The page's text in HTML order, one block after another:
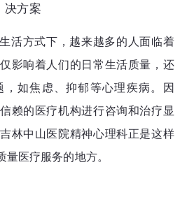
决方案
活方式下，越来越多的人面临着
影响着人们的日常生活质量，还
如焦虑、抑郁等心理疾病。因
赖的医疗机构进行咨询和治疗显
林中山医院精神心理科正是这样
医疗服务的地方。